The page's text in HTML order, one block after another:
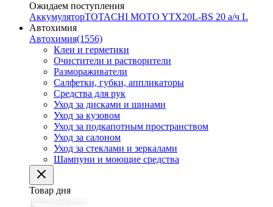
Ожидаем поступления
АккумуляторTOTACHI MOTO YTX20L-BS 20 а/ч L
Автохимия
Автохимия(1556)
Клеи и герметики
Очистители и растворители
Размораживатели
Салфетки, губки, аппликаторы
Средства для рук
Уход за дисками и шинами
Уход за кузовом
Уход за подкапотным пространством
Уход за салоном
Уход за стеклами и зеркалами
Шампуни и моющие средства
Товар дня